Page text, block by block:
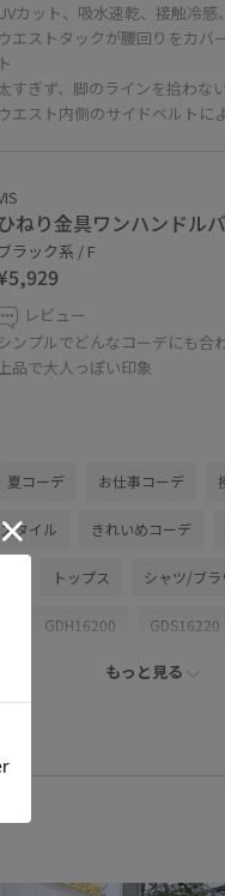
カット、吸水速乾、接触冷
ウエストタックが腰回りをカバ
ト
すぎず、脚のラインを拾わない
ウエスト内側のサイドベルトに
ひねり金具ワンハンドル
ラック系 / F
レビュー
シンプルでどんなコーデにも合
品で大人っぽい印象
夏コーデ お仕事コーデ
タイル きれいめコーデ
トップス シャツ/ブラ
GDH16200 GDS16220
エアリーリネンライク 26SS_
もっと見る